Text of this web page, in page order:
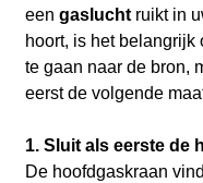
een gasluchtruikt in
hoort, is het belangrijk
te gaan naar de bron,
eerst de volgende
1. Sluit als eerste de
De hoofdgaskraan